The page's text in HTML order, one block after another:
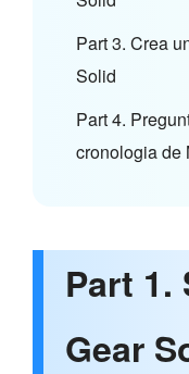
Part 3. Crea
Solid
Part 4.
cronologia de
Part 1.
Gear